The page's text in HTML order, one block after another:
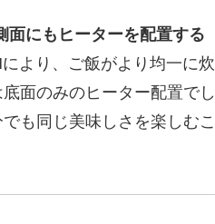
面にもヒーターを配置する
より、ご飯がより均一に炊
面のみのヒーター配置でし
も同じ美味しさを楽しむこ